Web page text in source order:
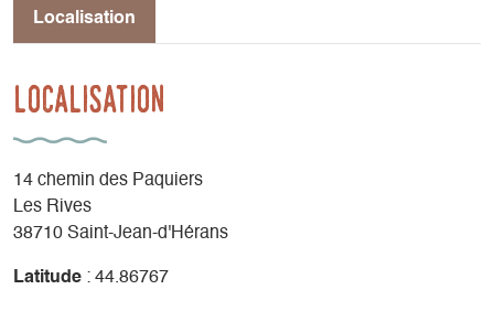
Localisation
Localisation
14 chemin des Paquiers
Les Rives
38710 Saint-Jean-d'Hérans
Latitude : 44.86767